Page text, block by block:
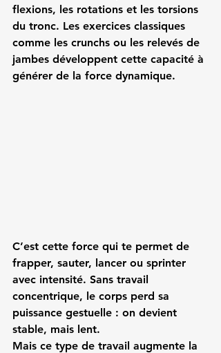
flexions, les rotations et les torsions
du tronc. Les exercices classiques
comme les crunchs ou les relevés de
jambes développent cette capacité à
générer de la force dynamique.
C’est cette force qui te permet de
frapper, sauter, lancer ou sprinter
avec intensité. Sans travail
concentrique, le corps perd sa
puissance gestuelle : on devient
stable, mais lent.
Mais ce type de travail augmente la